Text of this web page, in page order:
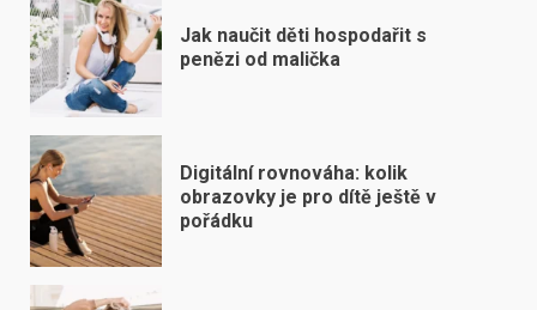
Jak naučit děti hospodařit s
penězi od malička
Digitální rovnováha: kolik
obrazovky je pro dítě ještě v
pořádku